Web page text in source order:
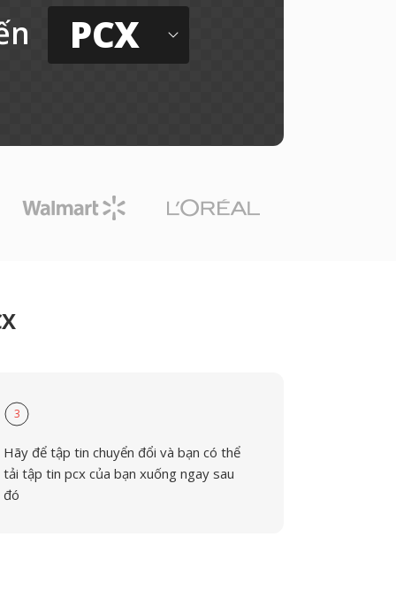
PCX
3
Hãy để tập tin chuyển đổi và bạn có thể
tải tập tin pcx của bạn xuống ngay sau
đó